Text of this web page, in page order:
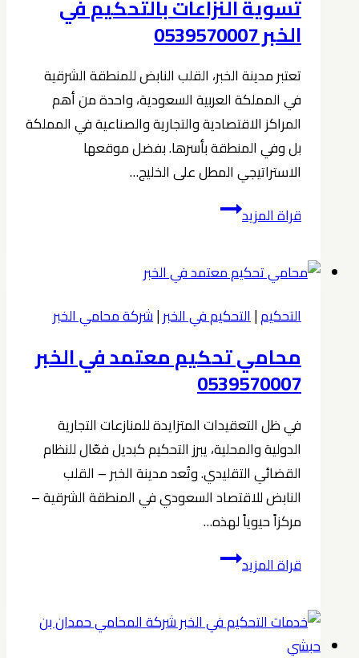
تسوية النزاعات بالتحكيم في
الخبر 0539570007
تعتبر مدينة الخبر، القلب النابض للمنطقة الشرقية
في المملكة العربية السعودية، واحدة من أهم
المراكز الاقتصادية والتجارية والصناعية في المملكة
بل وفي المنطقة بأسرها. بفضل موقعها
الاستراتيجي المطل على الخليج…
قراة المزيدتسوية
في
الخبر
0539570007
التحكيم|التحكيم في الخبر|شركة محامي الخبر
محامي تحكيم معتمد في الخبر
0539570007
في ظل التعقيدات المتزايدة للمنازعات التجارية
الدولية والمحلية، يبرز التحكيم كبديل فعّال للنظام
القضائي التقليدي. وتُعد مدينة الخبر – القلب
النابض للاقتصاد السعودي في المنطقة الشرقية –
مركزاً حيوياً لهذه…
قراة المزيدمحامي
في